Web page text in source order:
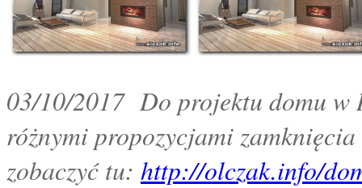
03/10/2017 Do projektu domu w
różnymi propozycjami
zobaczyć tu: http://olczak.info/